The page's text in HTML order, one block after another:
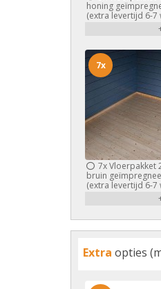
honing
(extra levertijd 6-7
7xVloerpakket
bruin
(extra levertijd 6-7
7x
Extra opties